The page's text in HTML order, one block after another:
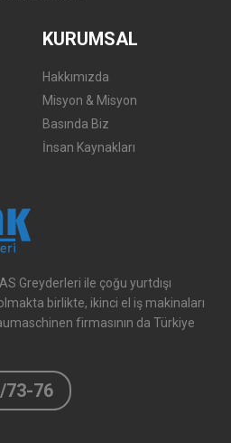
KURUMSAL
Hakkımızda
Misyon & Misyon
Basında Biz
İnsan Kaynakları
Greyderleri ile çoğu yurtdışı
birlikte, ikinci el iş makinaları
firmasının da Türkiye
73-76